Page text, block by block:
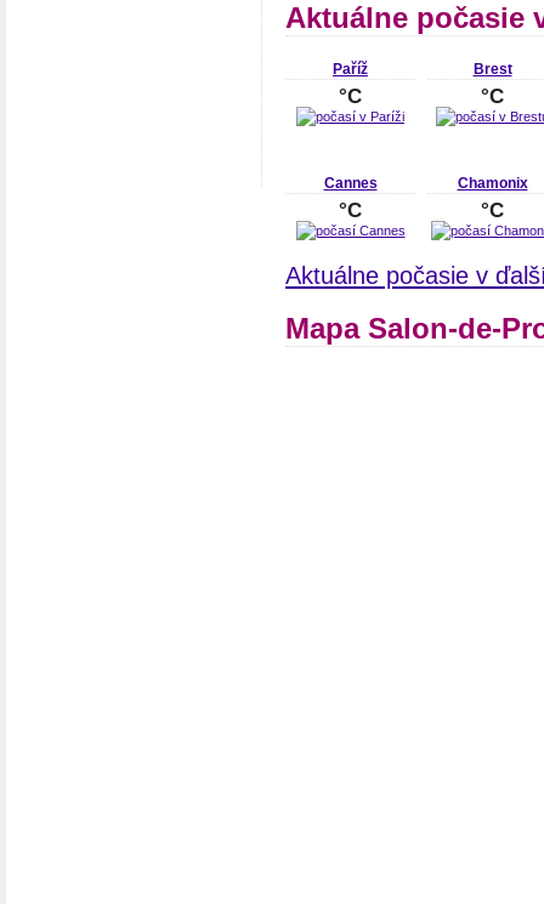
Aktuálne počasie
Paříž
°C
Brest
°C
Cannes
°C
Chamonix
°C
Aktuálne počasie v
Mapa Salon-de-